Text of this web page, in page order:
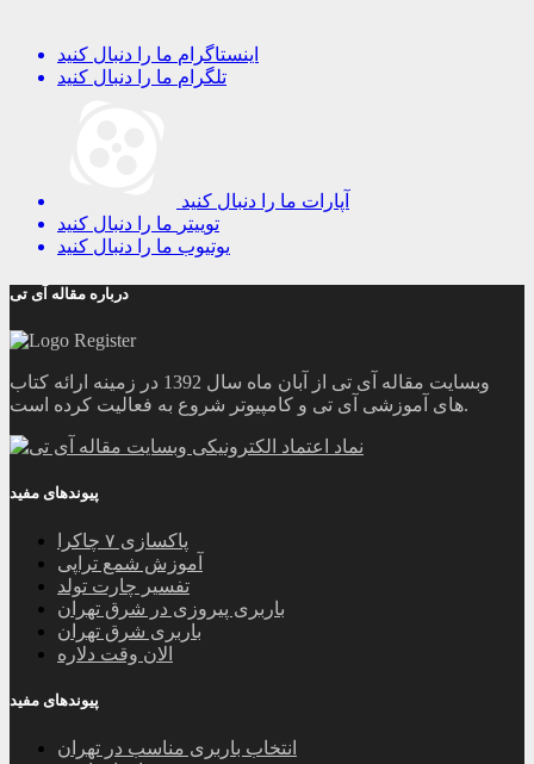
اینستاگرام ما را دنبال کنید
تلگرام ما را دنبال کنید
آپارات ما را دنبال کنید
توییتر ما را دنبال کنید
یوتیوب ما را دنبال کنید
درباره مقاله آی تی
وبسایت مقاله آی تی از آبان ماه سال 1392 در زمینه ارائه کتاب
های آموزشی آی تی و کامپیوتر شروع به فعالیت کرده است.
پیوندهای مفید
پاکسازی ۷ چاکرا
آموزش شمع تراپی
تفسیر چارت تولد
باربری پیروزی در شرق تهران
باربری شرق تهران
الان وقت دلاره
پیوندهای مفید
انتخاب باربری مناسب در تهران